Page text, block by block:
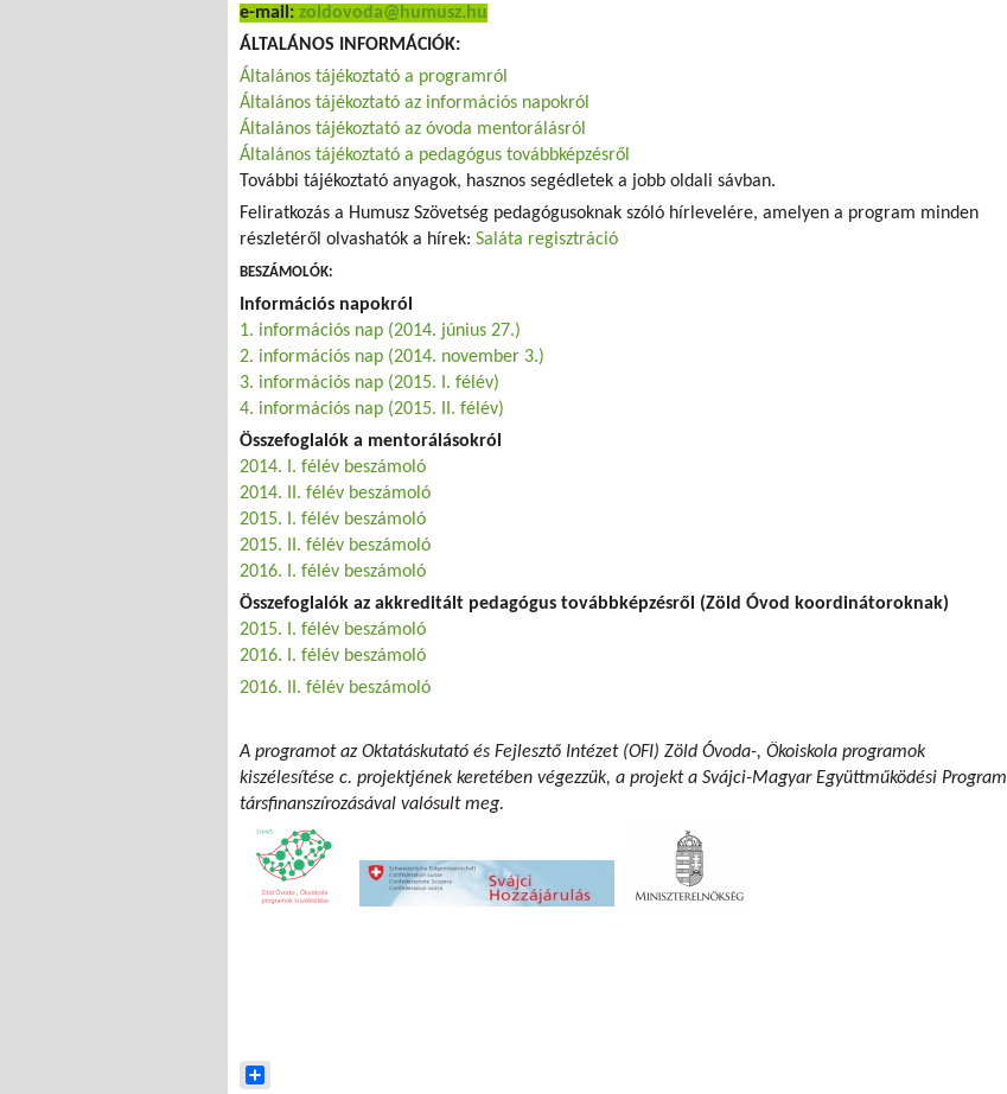
e-mail: zoldovoda@humusz.hu
ÁLTALÁNOS INFORMÁCIÓK:
Általános tájékoztató a programról
Általános tájékoztató az információs napokról
Általános tájékoztató az óvoda mentorálásról
Általános tájékoztató a pedagógus továbbképzésről
További tájékoztató anyagok, hasznos segédletek a jobb oldali sávban.
Feliratkozás a Humusz Szövetség pedagógusoknak szóló hírlevelére, amelyen a program minden
részletéről olvashatók a hírek: Saláta regisztráció
BESZÁMOLÓK:
Információs napokról
1. információs nap (2014. június 27.)
2. információs nap (2014. november 3.)
3. információs nap (2015. I. félév)
4. információs nap (2015. II. félév)
Összefoglalók a mentorálásokról
2014. I. félév beszámoló
2014. II. félév beszámoló
2015. I. félév beszámoló
2015. II. félév beszámoló
2016. I. félév beszámoló
Összefoglalók az akkreditált pedagógus továbbképzésről (Zöld Óvod koordinátoroknak)
2015. I. félév beszámoló
2016. I. félév beszámoló
2016. II. félév beszámoló
A programot az Oktatáskutató és Fejlesztő Intézet (OFI) Zöld Óvoda-, Ökoiskola programok
kiszélesítése c. projektjének keretében végezzük, a projekt a Svájci-Magyar Együttműködési Program
társfinanszírozásával valósult meg.